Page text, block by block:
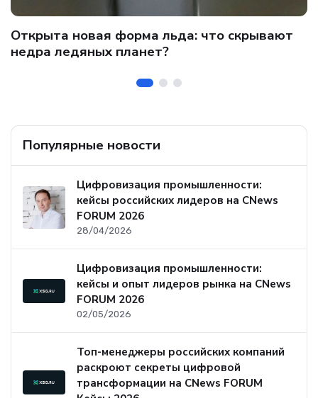
Открыта новая форма льда: что скрывают
недра ледяных планет?
Популярные новости
Цифровизация промышленности:
кейсы российских лидеров на CNews
FORUM 2026
28/04/2026
Цифровизация промышленности:
кейсы и опыт лидеров рынка на CNews
FORUM 2026
02/05/2026
Топ-менеджеры российских компаний
раскроют секреты цифровой
трансформации на CNews FORUM